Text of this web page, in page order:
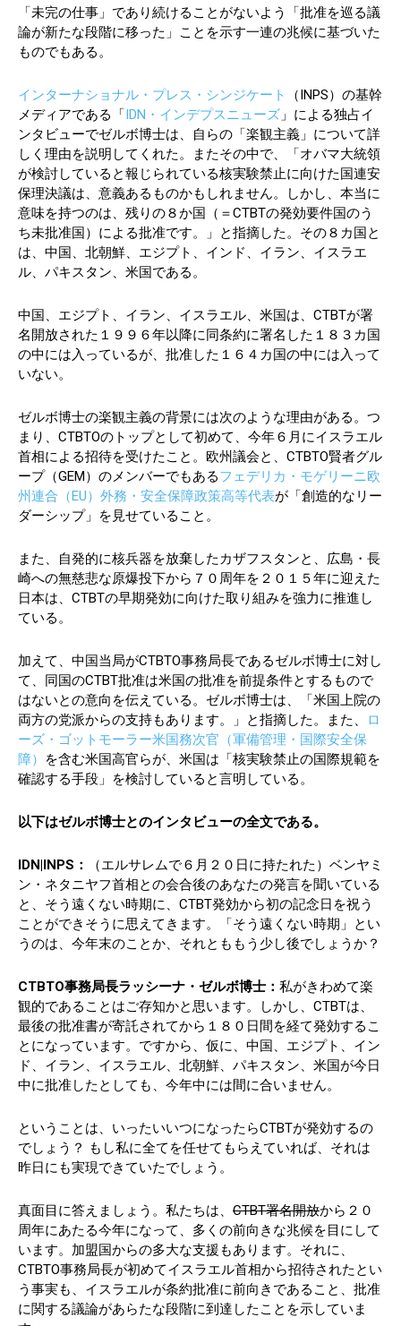
「未完の仕事」であり続けることがないよう「批准を巡る議
論が新たな段階に移った」ことを示す一連の兆候に基づいた
ものでもある。
インターナショナル・プレス・シンジケート
（INPS）の基幹
メディアである「IDN・インデプスニューズ 」による独占イ
ンタビューでゼルボ博士は、自らの「楽観主義」について詳
しく理由を説明してくれた。またその中で、「オバマ大統領
が検討していると報じられている核実験禁止に向けた国連安
保理決議は、意義あるものかもしれません。しかし、本当に
意味を持つのは、残りの８か国（＝CTBTの発効要件国のう
ち未批准国）による批准です。」と指摘した。その８カ国と
は、中国、北朝鮮、エジプト、インド、イラン、イスラエ
ル、パキスタン、米国である。
中国、エジプト、イラン、イスラエル、米国は、CTBTが署
名開放された１９９６年以降に同条約に署名した１８３カ国
の中には入っているが、批准した１６４カ国の中には入って
いない。
ゼルボ博士の楽観主義の背景には次のような理由がある。つ
まり、CTBTOのトップとして初めて、今年６月にイスラエル
首相による招待を受けたこと。欧州議会と、CTBTO賢者グル
ープ（GEM）のメンバーでもあるフェデリカ・モゲリーニ欧
州連合（EU）外務・安全保障政策高等代表が「創造的なリー
ダーシップ」を見せていること。
また、自発的に核兵器を放棄したカザフスタンと、広島・長
崎への無慈悲な原爆投下から７０周年を２０１５年に迎えた
日本は、CTBTの早期発効に向けた取り組みを強力に推進し
ている。
加えて、中国当局がCTBTO事務局長であるゼルボ博士に対し
て、同国のCTBT批准は米国の批准を前提条件とするもので
はないとの意向を伝えている。ゼルボ博士は、「米国上院の
両方の党派からの支持もあります。」と指摘した。また、
ロ
ーズ・ゴットモーラー米国務次官（軍備管理・国際安全保
障）
を含む米国高官らが、米国は「核実験禁止の国際規範を
確認する手段」を検討していると言明している。
以下はゼルボ博士とのインタビューの全文である。
IDN|INPS：
（エルサレムで６月２０日に持たれた）ベンヤミ
ン・ネタニヤフ首相との会合後のあなたの発言を聞いている
と、そう遠くない時期に、CTBT発効から初の記念日を祝う
ことができそうに思えてきます。「そう遠くない時期」とい
うのは、今年末のことか、それとももう少し後でしょうか？
CTBTO事務局長ラッシーナ・ゼルボ博士： 私がきわめて楽
観的であることはご存知かと思います。しかし、CTBTは、
最後の批准書が寄託されてから１８０日間を経て発効するこ
とになっています。ですから、仮に、中国、エジプト、イン
ド、イラン、イスラエル、北朝鮮、パキスタン、米国が今日
中に批准したとしても、今年中には間に合いません。
ということは、いったいいつになったらCTBTが発効するの
でしょう？ もし私に全てを任せてもらえていれば、それは
昨日にも実現できていたでしょう。
真面目に答えましょう。私たちは、 CTBT署名開放から２０
周年にあたる今年になって、多くの前向きな兆候を目にして
います。加盟国からの多大な支援もあります。それに、
CTBTO事務局長が初めてイスラエル首相から招待されたとい
う事実も、イスラエルが条約批准に前向きであること、批准
に関する議論があらたな段階に到達したことを示していま